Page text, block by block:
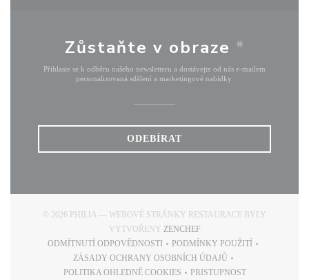
Zůstaňte v obraze *
Přihlaste se k odběru našeho newsletteru a dostávejte od nás e-mailem
personalizovaná sdělení a marketingové nabídky.
ODEBÍRAT
© 2026 PHILIA — WEBOVÉ STRÁNKY RESTAURACE BYLY
VYTVOŘENY ZENCHEF((OTEVŘE SE V NOVÉM
ODMÍTNUTÍ ODPOVĚDNOSTI
((OTEVŘE SE V NOVÉM OKNĚ))
PODMÍNKY POUŽITÍ
((OTEVŘE SE V
ZÁSADY OCHRANY OSOBNÍCH ÚDAJŮ
POLITIKA OHLEDNĚ COOKIES
PRISTUPNOST